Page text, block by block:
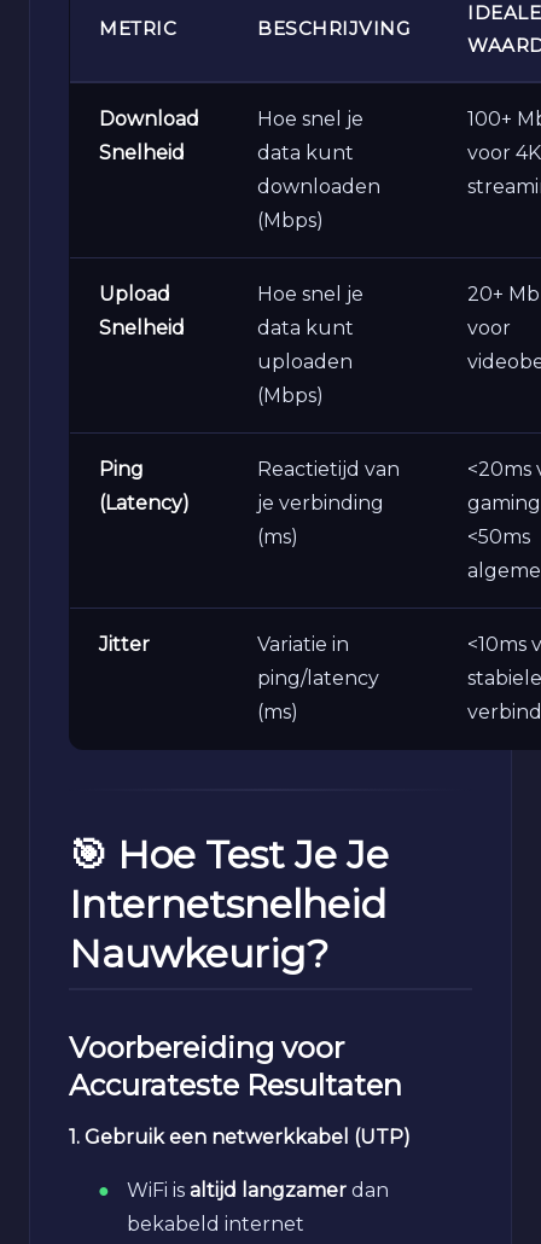
METRIC BESCHRIJVING
IDEALE
Download
Snelheid
Hoe snel je
data kunt
downloaden
(Mbps)
100+
voor 4K
Upload
Snelheid
Hoe snel je
data kunt
uploaden
(Mbps)
20+
voor
Ping
(Latency)
Reactietijd van
je verbinding
(ms)
<20ms
<50ms
Jitter
Variatie in
ping/latency
(ms)
<10ms
stabiele
🎯 Hoe Test Je Je
Internetsnelheid
Nauwkeurig?
Voorbereiding voor
Accurateste Resultaten
1. Gebruik een netwerkkabel (UTP)
WiFi is altijd langzamer dan
bekabeld internet